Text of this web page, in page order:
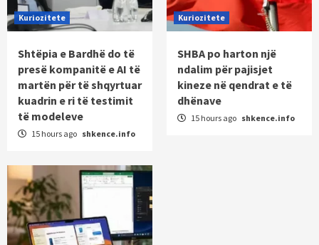
Kuriozitete
Shtëpia e Bardhë do të
presë kompanitë e AI të
martën për të shqyrtuar
kuadrin e ri të testimit
të modeleve
15 hours ago shkence.info
Kuriozitete
SHBA po harton një
ndalim për pajisjet
kineze në qendrat e të
dhënave
15 hours ago shkence.info